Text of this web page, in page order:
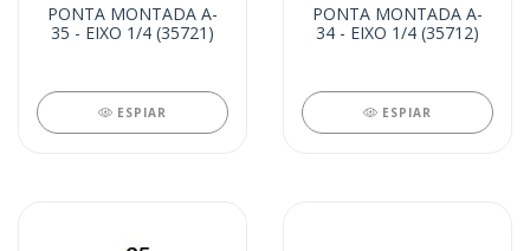
PONTA MONTADA A-
35 - EIXO 1/4 (35721)
ESPIAR
PONTA MONTADA A-
34 - EIXO 1/4 (35712)
ESPIAR